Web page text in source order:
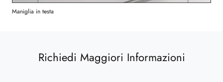
Maniglia in testa
Richiedi Maggiori Informazioni